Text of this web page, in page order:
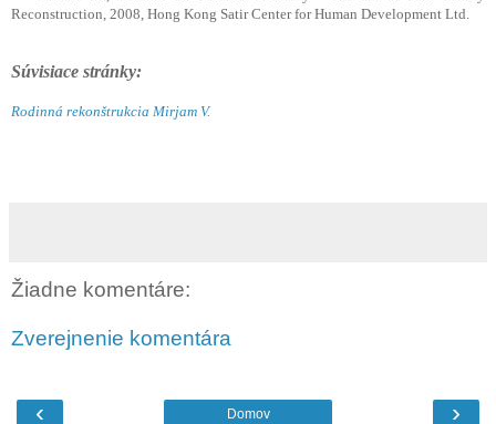
Reconstruction, 2008, Hong Kong Satir Center for Human Development Ltd.
Súvisiace stránky:
Rodinná rekonštrukcia Mirjam V.
Žiadne komentáre:
Zverejnenie komentára
‹ ›
Domov